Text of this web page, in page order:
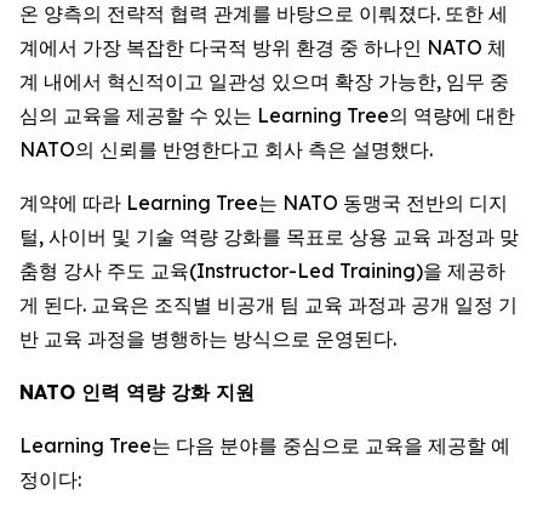
온 양측의 전략적 협력 관계를 바탕으로 이뤄졌다. 또한 세
계에서 가장 복잡한 다국적 방위 환경 중 하나인 NATO 체
계 내에서 혁신적이고 일관성 있으며 확장 가능한, 임무 중
심의 교육을 제공할 수 있는 Learning Tree의 역량에 대한
NATO의 신뢰를 반영한다고 회사 측은 설명했다.
계약에 따라 Learning Tree는 NATO 동맹국 전반의 디지
털, 사이버 및 기술 역량 강화를 목표로 상용 교육 과정과 맞
춤형 강사 주도 교육(Instructor-Led Training)을 제공하
게 된다. 교육은 조직별 비공개 팀 교육 과정과 공개 일정 기
반 교육 과정을 병행하는 방식으로 운영된다.
NATO 인력 역량 강화 지원
Learning Tree는 다음 분야를 중심으로 교육을 제공할 예
정이다: